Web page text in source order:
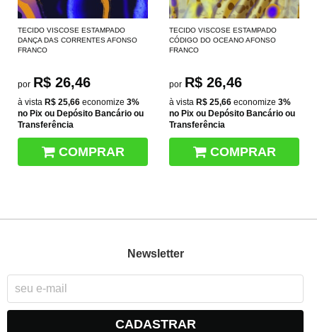
TECIDO VISCOSE ESTAMPADO
DANÇA DAS CORRENTES AFONSO
FRANCO
por R$ 26,46
à vista R$ 25,66 economize 3%
no Pix ou Depósito Bancário ou
Transferência
COMPRAR
TECIDO VISCOSE ESTAMPADO
CÓDIGO DO OCEANO AFONSO
FRANCO
por R$ 26,46
à vista R$ 25,66 economize 3%
no Pix ou Depósito Bancário ou
Transferência
COMPRAR
Newsletter
CADASTRAR